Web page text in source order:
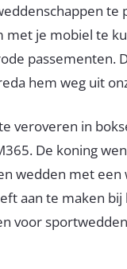
te
je mobiel te
passementen.
hem weg uit
veroveren in
De koning
wedden met
aan te maken
voor